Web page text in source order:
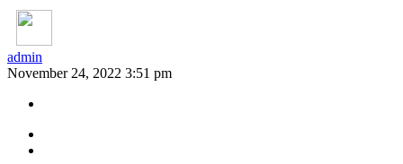
admin
November 24, 2022 3:51 pm